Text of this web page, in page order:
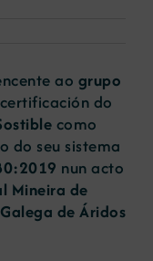
ao grupo
do
como
do seu sistema
nun acto
Mineira de
de Áridos